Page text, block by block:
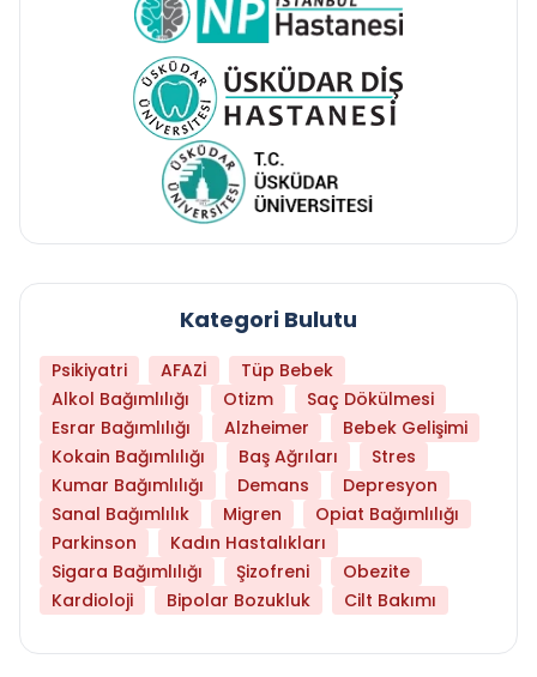
Kategori Bulutu
Psikiyatri AFAZİ
Tüp Bebek
Alkol Bağımlılığı
Otizm
Saç Dökülmesi
Esrar Bağımlılığı
Alzheimer
Bebek Gelişimi
Kokain Bağımlılığı
Baş Ağrıları
Stres
Kumar Bağımlılığı
Demans
Depresyon
Sanal Bağımlılık
Migren
Opiat Bağımlılığı
Parkinson
Kadın Hastalıkları
Sigara Bağımlılığı
Şizofreni
Obezite
Kardioloji
Bipolar Bozukluk Cilt Bakımı